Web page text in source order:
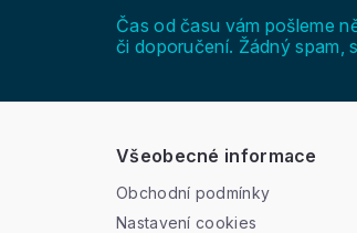
Čas od času vám pošleme
či doporučení. Žádný spam,
Všeobecné informace
Obchodní podmínky
Nastavení cookies